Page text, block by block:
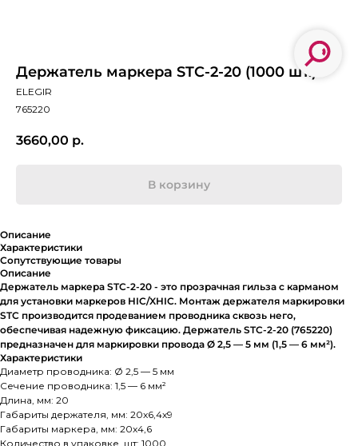
Держатель маркера STC-2-20 (1000 шт.)
ELEGIR
765220
3660,00 р.
В корзину
Описание
Характеристики
Сопутствующие товары
Описание
Держатель маркера STC-2-20 - это прозрачная гильза с карманом
для установки маркеров HIC/XHIC. Монтаж держателя маркировки
STC производится продеванием проводника сквозь него,
обеспечивая надежную фиксацию. Держатель STC-2-20 (765220)
предназначен для маркировки провода Ø 2,5 — 5 мм (1,5 — 6 мм²).
Характеристики
Диаметр проводника: Ø 2,5 — 5 мм
Сечение проводника: 1,5 — 6 мм²
Длина, мм: 20
Габариты держателя, мм: 20x6,4x9
Габариты маркера, мм: 20x4,6
Количество в упаковке, шт: 1000